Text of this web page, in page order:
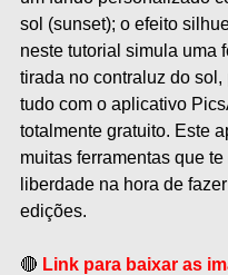
sol (sunset); o efeito
neste tutorial simula uma
tirada no contraluz do sol,
tudo com o aplicativo
totalmente gratuito. Este
muitas ferramentas que te
liberdade na hora de
edições.
🔴 Link para baixar as